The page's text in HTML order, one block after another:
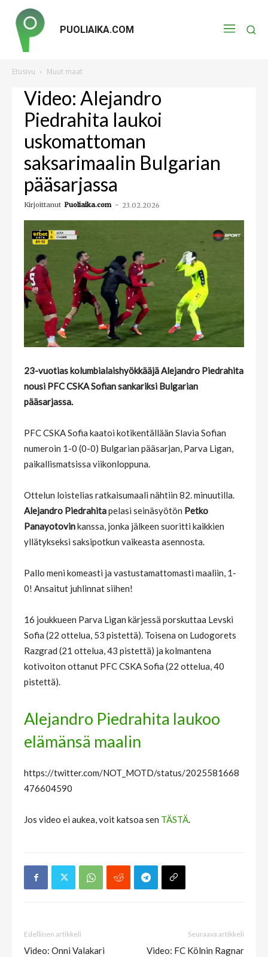
PUOLIAIKA.COM
Etusivu Muut maat
Video: Alejandro
Piedrahita laukoi
uskomattoman
saksarimaalin Bulgarian
pääsarjassa
Kirjoittanut Puoliaika.com - 23.02.2026
23-vuotias kolumbialaishyökkääjä Alejandro Piedrahita
nousi PFC CSKA Sofian sankariksi Bulgarian
pääsarjassa.
PFC CSKA Sofia kaatoi kotikentällään Slavia Sofian
numeroin 1-0 (0-0) Bulgarian pääsarjan, Parva Ligan,
paikallismatsissa viikonloppuna.
Ottelun loistelias ratkaisumaali nähtiin 82. minuutilla.
Alejandro Piedrahitapelasi seinäsyötön Petko
Panayotovinkanssa, jonka jälkeen suoritti kaikkien
yllätykseksi saksipotkun vaikeasta asennosta.
Pallo meni komeasti ja vastustamattomasti maaliin, 1-
0! Ansaitut juhlinnat siihen!
16 joukkueen Parva Ligan kärjessä porskuttaa Levski
Sofia (22 ottelua, 53 pistettä). Toisena on Ludogorets
Razgrad (21 ottelua, 43 pistettä) ja kolmantena
kotivoiton ottanut PFC CSKA Sofia (22 ottelua, 40
pistettä).
Alejandro Piedrahita laukoo
elämänsä maalin
https://twitter.com/NOT_MOTD/status/2025581668
476604590
Jos video ei aukea, voit katsoa sen TÄSTÄ.
Edellinen artikkeli
Video: Onni Valakari
Seuraava artikkeli
Video: FC Kölnin Ragnar